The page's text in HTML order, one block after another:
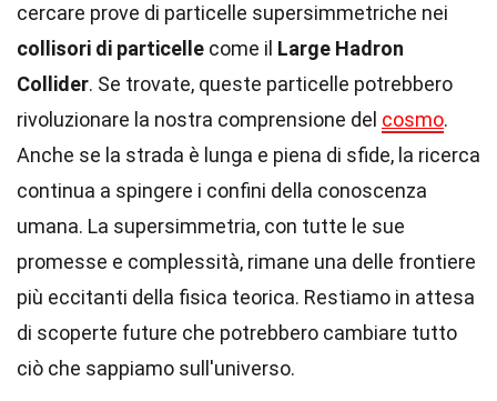
cercare prove di particelle supersimmetriche nei
collisori di particelle come il Large Hadron
Collider. Se trovate, queste particelle potrebbero
rivoluzionare la nostra comprensione del cosmo.
Anche se la strada è lunga e piena di sfide, la ricerca
continua a spingere i confini della conoscenza
umana. La supersimmetria, con tutte le sue
promesse e complessità, rimane una delle frontiere
più eccitanti della fisica teorica. Restiamo in attesa
di scoperte future che potrebbero cambiare tutto
ciò che sappiamo sull'universo.